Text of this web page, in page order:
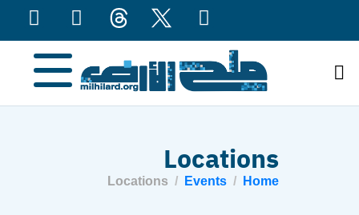
Locations
Home
Events
Locations